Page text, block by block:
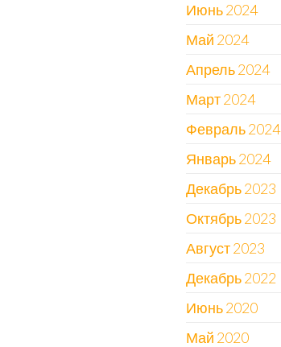
Июнь 2024
Май 2024
Апрель 2024
Март 2024
Февраль 2024
Январь 2024
Декабрь 2023
Октябрь 2023
Август 2023
Декабрь 2022
Июнь 2020
Май 2020